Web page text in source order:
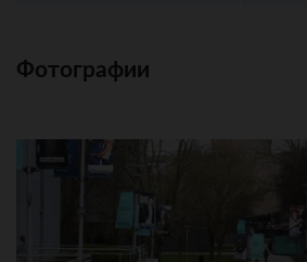
Фотографии